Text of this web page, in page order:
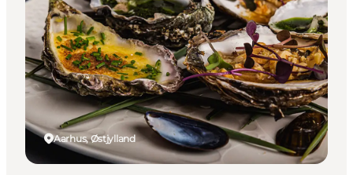
Planlæg
Vores service
Viden & Netværk
Kontakt
Aarhus, Østjylland